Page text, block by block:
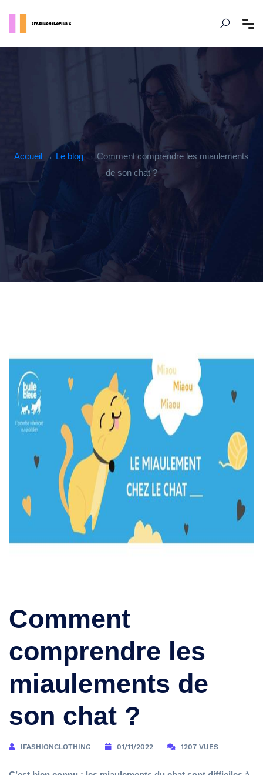
Accueil → Le blog → Comment comprendre les miaulements
de son chat ?
Comment
comprendre les
miaulements de
son chat ?
IFASHIONCLOTHING 01/11/2022 1207 VUES